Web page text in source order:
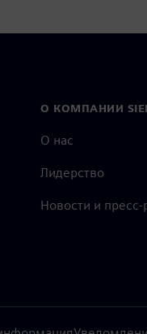
О КОМПАНИИ
О нас
Лидерство
Новости и